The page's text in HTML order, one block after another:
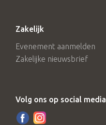
Zakelijk
Evenement aanmelden
Zakelijke nieuwsbrief
Volg ons op social media